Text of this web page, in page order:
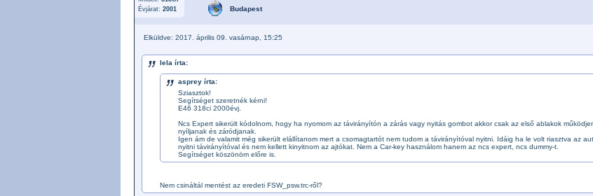
Évjárat: 2001 Budapest
Elküldve: 2017. április 09. vasárnap, 15:25
lela írta:
asprey írta:
Sziasztok!
Segítséget szeretnék kérni!
E46 318ci 2000évj.
Ncs Expert sikerült kódolnom, hogy ha nyomom az távirányítón a zárás vagy nyitás gombot akkor csak az első ablakok
nyíljanak és záródjanak.
Igen ám de valamit még sikerült elállítanom mert a csomagtartót nem tudom a távirányítóval nyitni. Idáig ha le volt riasztva az
nyitni távirányítóval és nem kellett kinyitnom az ajtókat. Nem a Car-key használom hanem az ncs expert, ncs dummy-t.
Segítséget köszönöm előre is.
Nem csináltál mentést az eredeti FSW_psw.trc-ről?